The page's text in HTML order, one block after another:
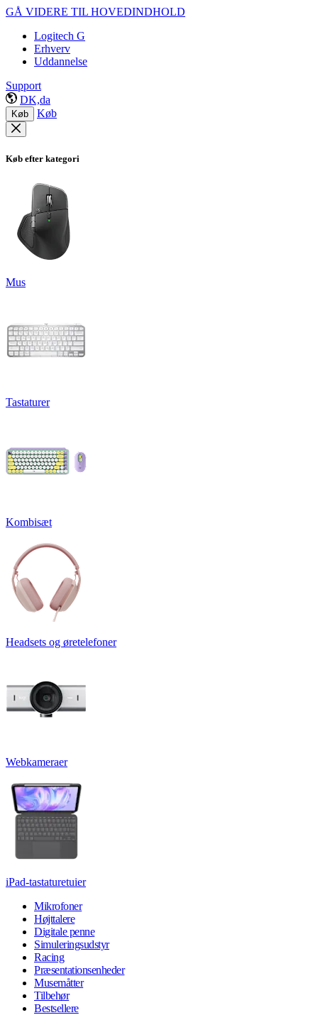
GÅ VIDERE TIL HOVEDINDHOLD
Logitech G
Erhverv
Uddannelse
Support
DK,da
Køb Køb
Køb efter kategori
Mus
Tastaturer
Kombisæt
Headsets og øretelefoner
Webkameraer
iPad-tastaturetuier
Mikrofoner
Højttalere
Digitale penne
Simuleringsudstyr
Racing
Præsentationsenheder
Musemåtter
Tilbehør
Bestsellere